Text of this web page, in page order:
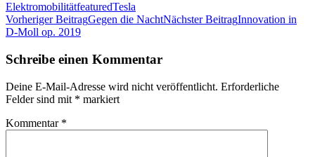
ElektromobilitätfeaturedTesla
Beitragsnavigation
Vorheriger BeitragGegen die NachtNächster BeitragInnovation in
D-Moll op. 2019
Schreibe einen Kommentar
Deine E-Mail-Adresse wird nicht veröffentlicht. Erforderliche
Felder sind mit * markiert
Kommentar *